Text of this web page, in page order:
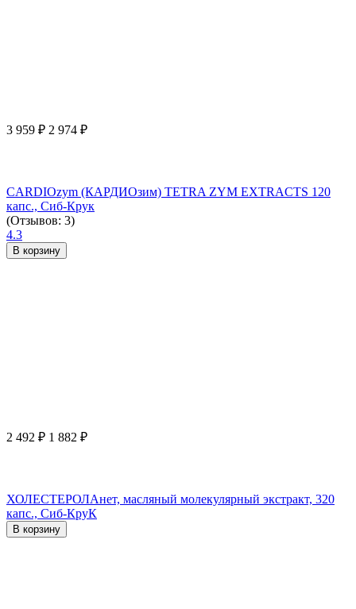
3 959 ₽ 2 974 ₽
CARDIOzym (КАРДИОзим) TETRA ZYM EXTRACTS 120
капс., Сиб-Крук
(Отзывов: 3)
4.3
В корзину
2 492 ₽ 1 882 ₽
ХОЛЕСТЕРОЛАнет, масляный молекулярный экстракт, 320
капс., Сиб-КруК
В корзину